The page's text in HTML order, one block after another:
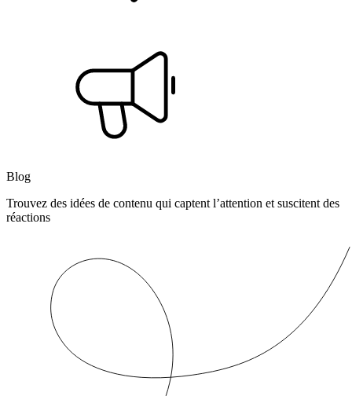
Blog
Trouvez des idées de contenu qui captent l’attention et suscitent des
réactions